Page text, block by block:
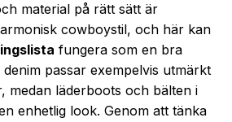
material på rätt sätt är
cowboystil, och här kan
fungera som en bra
passar exempelvis utmärkt
medan läderboots och bälten i
enhetlig look. Genom att tänka